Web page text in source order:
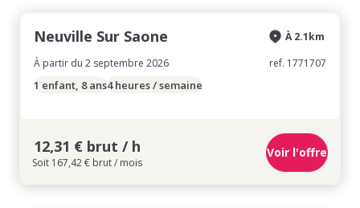
Neuville Sur Saone
À partir du 2 septembre 2026
À 2.1km
ref. 1771707
1 enfant, 8 ans4 heures / semaine
12,31 € brut / h
Soit 167,42 € brut / mois
Voir l'offre